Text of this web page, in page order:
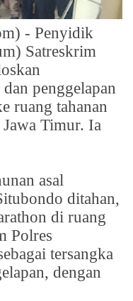
- Penyidik
Satreskrim
penggelapan
ruang tahanan
Timur. Ia
asal
ditahan,
di ruang
Polres
tersangka
dengan